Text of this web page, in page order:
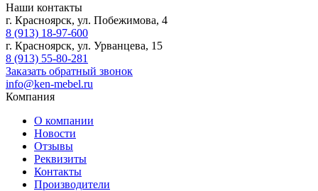
Наши контакты
г. Красноярск, ул. Побежимова, 4
8 (913) 18-97-600
г. Красноярск, ул. Урванцева, 15
8 (913) 55-80-281
Заказать обратный звонок
info@ken-mebel.ru
Компания
О компании
Новости
Отзывы
Реквизиты
Контакты
Производители